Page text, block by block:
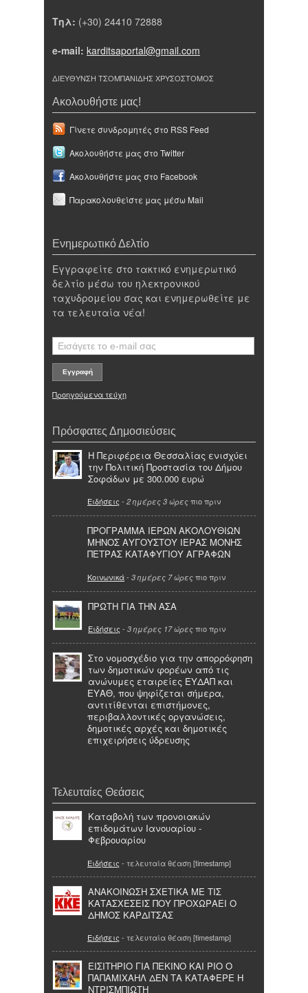
Τηλ: (+30) 24410 72888
e-mail: karditsaportal@gmail.com
ΔΙΕΥΘΥΝΣΗ ΤΣΟΜΠΑΝΙΔΗΣ ΧΡΥΣΟΣΤΟΜΟΣ
Ακολουθήστε μας!
Γίνετε συνδρομητές στο RSS Feed
Ακολουθήστε μας στο Twitter
Ακολουθήστε μας στο Facebook
Παρακολουθείστε μας μέσω Mail
Ενημερωτικό Δελτίο
Εγγραφείτε στο τακτικό ενημερωτικό
δελτίο μέσω του ηλεκτρονικού
ταχυδρομείου σας και ενημερωθείτε με
τα τελευταία νέα!
Προηγούμενα τεύχη
Πρόσφατες Δημοσιεύσεις
Η Περιφέρεια Θεσσαλίας ενισχύει
την Πολιτική Προστασία του Δήμου
Σοφάδων με 300.000 ευρώ
Ειδήσεις - 2 ημέρες 3 ώρες πιο πριν
ΠΡΟΓΡΑΜΜΑ ΙΕΡΩΝ ΑΚΟΛΟΥΘΙΩΝ
ΜΗΝΟΣ ΑΥΓΟΥΣΤΟΥ ΙΕΡΑΣ ΜΟΝΗΣ
ΠΕΤΡΑΣ ΚΑΤΑΦΥΓΙΟΥ ΑΓΡΑΦΩΝ
Κοινωνικά- 3 ημέρες 7 ώρες πιο πριν
ΠΡΩΤΗ ΓΙΑ ΤΗΝ ΑΣΑ
Ειδήσεις - 3 ημέρες 17 ώρες πιο πριν
Στο νομοσχέδιο για την απορρόφηση
των δημοτικών φορέων από τις
ανώνυμες εταιρείες ΕΥΔΑΠ και
ΕΥΑΘ, που ψηφίζεται σήμερα,
αντιτίθενται επιστήμονες,
περιβαλλοντικές οργανώσεις,
δημοτικές αρχές και δημοτικές
επιχειρήσεις ύδρευσης
Τελευταίες Θεάσεις
Καταβολή των προνοιακών
επιδομάτων Ιανουαρίου -
Φεβρουαρίου
Ειδήσεις - τελευταία θέαση [timestamp]
ΑΝΑΚΟΙΝΩΣΗ ΣΧΕΤΙΚΑ ΜΕ ΤΙΣ
ΚΑΤΑΣΧΕΣΕΙΣ ΠΟΥ ΠΡΟΧΩΡΑΕΙ Ο
ΔΗΜΟΣ ΚΑΡΔΙΤΣΑΣ
Ειδήσεις - τελευταία θέαση [timestamp]
ΕΙΣΙΤΗΡΙΟ ΓΙΑ ΠΕΚΙΝΟ ΚΑΙ ΡΙΟ Ο
ΠΑΠΑΜΙΧΑΗΛ ΔΕΝ ΤΑ ΚΑΤΑΦΕΡΕ Η
ΝΤΡΙΣΜΠΙΩΤΗ